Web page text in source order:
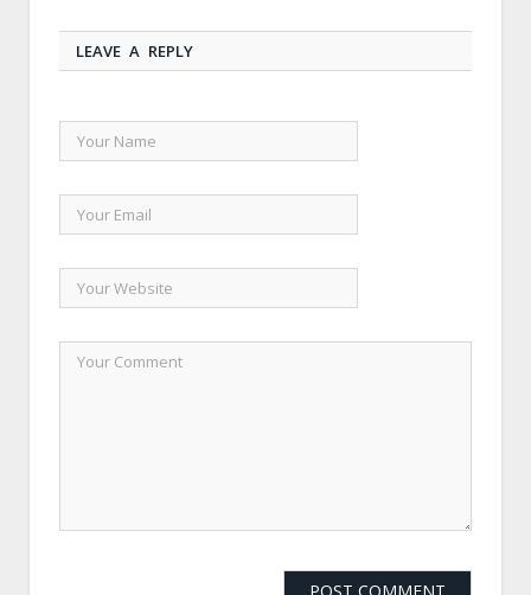
LEAVE A REPLY